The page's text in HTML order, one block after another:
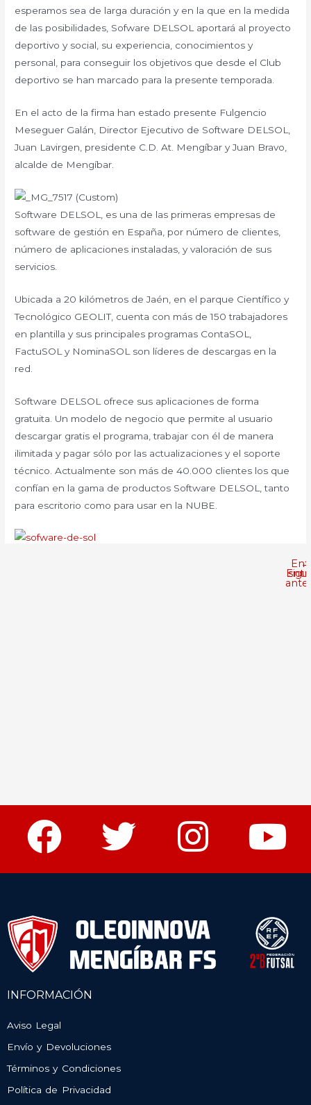
esperamos sea de larga duración y en la que en la medida
de las posibilidades, Sofware DELSOL aportará al proyecto
deportivo y social, su experiencia, conocimientos y
personal, para conseguir los objetivos que desde el Club
deportivo se han marcado para la presente temporada.
En el acto de la firma han estado presente Fulgencio
Meseguer Galán, Director Ejecutivo de Software DELSOL,
Juan Lavirgen, presidente C.D. At. Mengíbar y Juan Bravo,
alcalde de Mengíbar.
Software DELSOL, es una de las primeras empresas de
software de gestión en España, por número de clientes,
número de aplicaciones instaladas, y valoración de sus
servicios.
Ubicada a 20 kilómetros de Jaén, en el parque Científico y
Tecnológico GEOLIT, cuenta con más de 150 trabajadores
en plantilla y sus principales programas ContaSOL,
FactuSOL y NominaSOL son líderes de descargas en la
red.
Software DELSOL ofrece sus aplicaciones de forma
gratuita. Un modelo de negocio que permite al usuario
descargar gratis el programa, trabajar con él de manera
ilimitada y pagar sólo por las actualizaciones y el soporte
técnico. Actualmente son más de 40.000 clientes los que
confían en la gama de productos Software DELSOL, tanto
para escritorio como para usar en la NUBE.
←
INFORMACIÓN
Aviso Legal
Envío y Devoluciones
Términos y Condiciones
Política de Privacidad